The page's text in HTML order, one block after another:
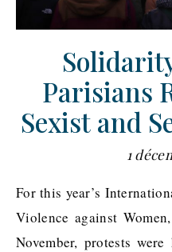
Parisians
Sexist and
1
For this year’s International Day for the Elimination of
Violence against
November, protests